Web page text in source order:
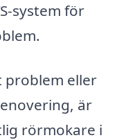
system för
problem eller
är
rörmokare i